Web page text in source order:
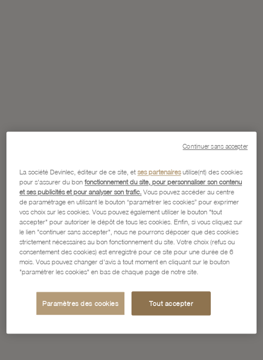
La société Devinlec, éditeur de ce site, etses partenairesutilise(nt) des cookies
pour s'assurer du bonfonctionnement du site, pour personnaliser son contenu
et ses publicités et pour analyser son trafic. Vous pouvez accéder au centre
de paramétrage en utilisant le bouton “paramétrer les cookies” pour exprimer
vos choix sur les cookies. Vous pouvez également utiliser le bouton "tout
accepter" pour autoriser le dépôt de tous les cookies. Enfin, si vous cliquez sur
le lien "continuer sans accepter", nous ne pourrons déposer que des cookies
strictement nécessaires au bon fonctionnement du site. Votre choix (refus ou
consentement des cookies) est enregistré pour ce site pour une durée de 6
mois. Vous pouvez changer d'avis à tout moment en cliquant sur le bouton
"paramétrer les cookies" en bas de chaque page de notre site.
Paramètres des cookies Tout accepter
Continuer sans accepter